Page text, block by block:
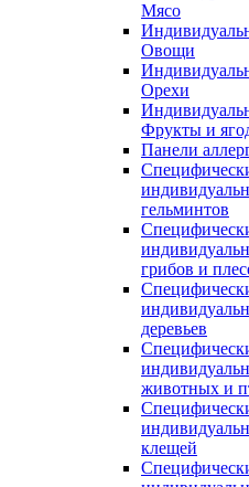
Мясо
Овощи
Орехи
Фрукты и
Панели
гельминтов
грибов и
деревьев
животных и
клещей